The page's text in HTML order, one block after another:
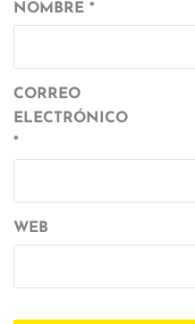
NOMBRE *
CORREO
ELECTRÓNICO
*
WEB